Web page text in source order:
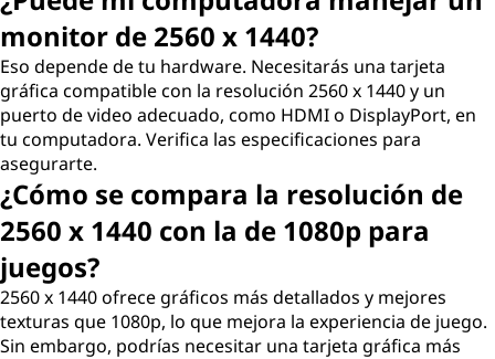
monitor de 2560 x 1440?
Eso depende de tu hardware. Necesitarás una tarjeta
gráfica compatible con la resolución 2560 x 1440 y un
puerto de video adecuado, como HDMI o DisplayPort, en
tu computadora. Verifica las especificaciones para
asegurarte.
¿Cómo se compara la resolución de
2560 x 1440 con la de 1080p para
juegos?
2560 x 1440 ofrece gráficos más detallados y mejores
texturas que 1080p, lo que mejora la experiencia de juego.
Sin embargo, podrías necesitar una tarjeta gráfica más